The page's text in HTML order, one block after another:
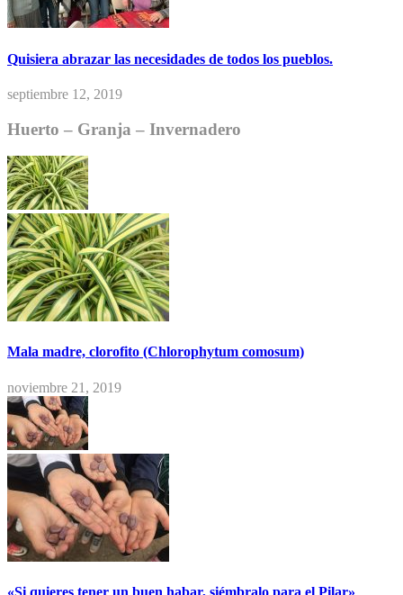
Quisiera abrazar las necesidades de todos los pueblos.
septiembre 12, 2019
Huerto – Granja – Invernadero
Mala madre, clorofito (Chlorophytum comosum)
noviembre 21, 2019
«Si quieres tener un buen habar, siémbralo para el Pilar»